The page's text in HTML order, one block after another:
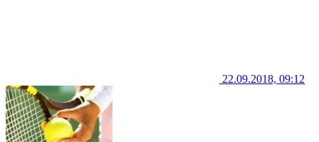
22.09.2018, 09:12